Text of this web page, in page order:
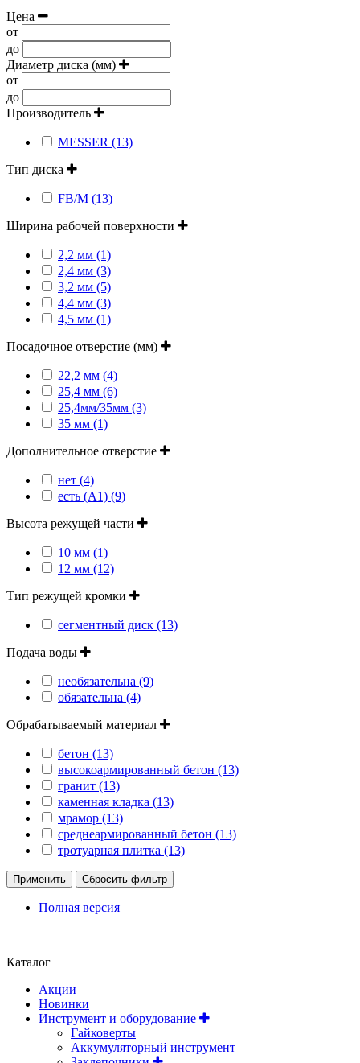
Цена
от
до
Диаметр диска (мм)
от
до
Производитель
MESSER (13)
Тип диска
FB/M (13)
Ширина рабочей поверхности
2,2 мм (1)
2,4 мм (3)
3,2 мм (5)
4,4 мм (3)
4,5 мм (1)
Посадочное отверстие (мм)
22,2 мм (4)
25,4 мм (6)
25,4мм/35мм (3)
35 мм (1)
Дополнительное отверстие
нет (4)
есть (А1) (9)
Высота режущей части
10 мм (1)
12 мм (12)
Тип режущей кромки
сегментный диск (13)
Подача воды
необязательна (9)
обязательна (4)
Обрабатываемый материал
бетон (13)
высокоармированный бетон (13)
гранит (13)
каменная кладка (13)
мрамор (13)
среднеармированный бетон (13)
тротуарная плитка (13)
Применить Сбросить фильтр
Полная версия
Каталог
Акции
Новинки
Инструмент и оборудование
Гайковерты
Аккумуляторный инструмент